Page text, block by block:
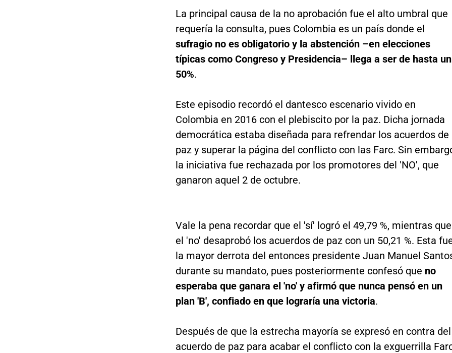
La principal causa de la no aprobación fue el alto umbral que
requería la consulta, pues Colombia es un país donde el
sufragio no es obligatorio y la abstención –en elecciones
típicas como Congreso y Presidencia– llega a ser de hasta un
50%.
Este episodio recordó el dantesco escenario vivido en
Colombia en 2016 con el plebiscito por la paz. Dicha jornada
democrática estaba diseñada para refrendar los acuerdos de
paz y superar la página del conflicto con las Farc. Sin
la iniciativa fue rechazada por los promotores del 'NO', que
ganaron aquel 2 de octubre.
Vale la pena recordar que el 'sí' logró el 49,79 %, mientras que
el 'no' desaprobó los acuerdos de paz con un 50,21 %. Esta
la mayor derrota del entonces presidente Juan Manuel
durante su mandato, pues posteriormente confesó que no
esperaba que ganara el 'no' y afirmó que nunca pensó en un
plan 'B', confiado en que lograría una victoria.
Después de que la estrecha mayoría se expresó en contra del
acuerdo de paz para acabar el conflicto con la exguerrilla